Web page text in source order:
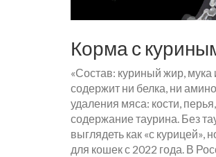
Корма с
«Состав: куриный жир, мука
содержит ни белка, ни
удаления мяса: кости,
содержание таурина. Без
выглядеть как «с
для кошек с 2022 года. В